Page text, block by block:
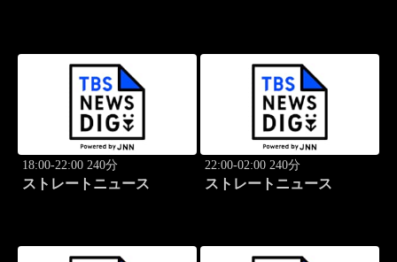
18:00-22:00 240分
ストレートニュース
22:00-02:00 240分
ストレートニュース